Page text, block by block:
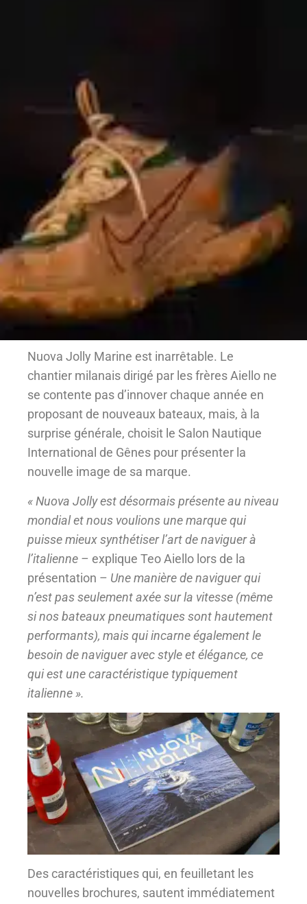
Nuova Jolly Marine est inarrêtable. Le
chantier milanais dirigé par les frères Aiello ne
se contente pas d’innover chaque année en
proposant de nouveaux bateaux, mais, à la
surprise générale, choisit le Salon Nautique
International de Gênes pour présenter la
nouvelle image de sa marque.
« Nuova Jolly est désormais présente au niveau
mondial et nous voulions une marque qui
puisse mieux synthétiser l’art de naviguer à
l’italienne – explique Teo Aiello lors de la
présentation – Une manière de naviguer qui
n’est pas seulement axée sur la vitesse (même
si nos bateaux pneumatiques sont hautement
performants), mais qui incarne également le
besoin de naviguer avec style et élégance, ce
qui est une caractéristique typiquement
italienne ».
Des caractéristiques qui, en feuilletant les
nouvelles brochures, sautent immédiatement